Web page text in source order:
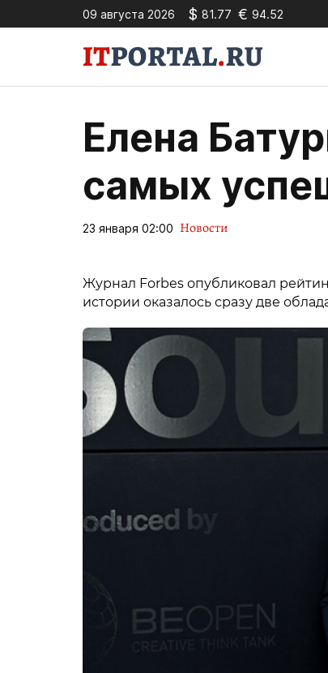
09 августа 2026 $ 81.77 € 94.52
Елена
самых
23 января 02:00 Новости
Журнал Forbes опубликовал
истории оказалось сразу две